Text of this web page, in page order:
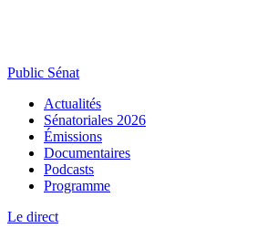
Public Sénat
Actualités
Sénatoriales 2026
Émissions
Documentaires
Podcasts
Programme
Le direct